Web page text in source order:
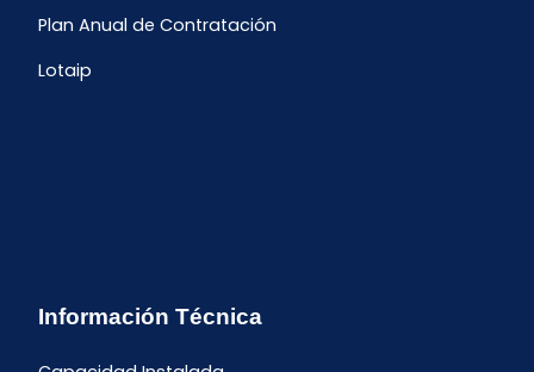
Plan Anual de Contratación
Lotaip
Información Técnica